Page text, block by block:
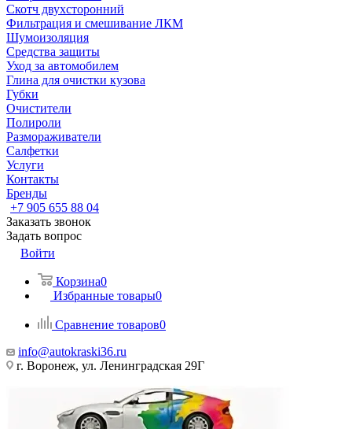
Скотч двухсторонний
Фильтрация и смешивание ЛКМ
Шумоизоляция
Средства защиты
Уход за автомобилем
Глина для очистки кузова
Губки
Очистители
Полироли
Размораживатели
Салфетки
Услуги
Контакты
Бренды
+7 905 655 88 04
Заказать звонок
Задать вопрос
Войти
Корзина0
Избранные товары0
Сравнение товаров0
info@autokraski36.ru
г. Воронеж, ул. Ленинградская 29Г